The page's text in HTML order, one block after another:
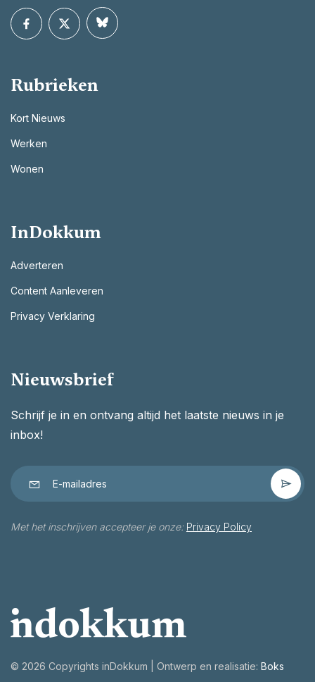
Rubrieken
Kort Nieuws
Werken
Wonen
InDokkum
Adverteren
Content Aanleveren
Privacy Verklaring
Nieuwsbrief
Schrijf je in en ontvang altijd het laatste nieuws in je
inbox!
Met het inschrijven accepteer je onze: Privacy Policy
© 2026 Copyrights inDokkum | Ontwerp en realisatie: Boks